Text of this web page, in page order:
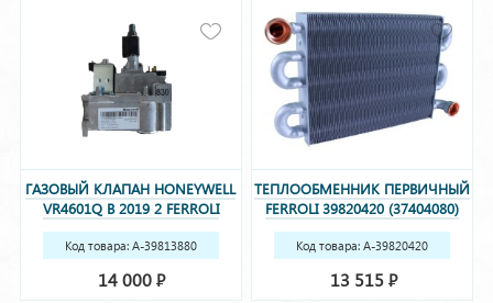
ГАЗОВЫЙ КЛАПАН HONEYWELL
VR4601Q B 2019 2 FERROLI
39813880
Код товара: A-39813880
14 000Р
ТЕПЛООБМЕННИК ПЕРВИЧНЫЙ
FERROLI 39820420 (37404080)
Код товара: A-39820420
13 515 Р